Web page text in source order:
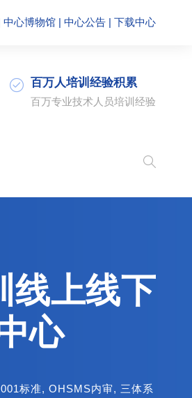
中心博物馆 | 中心公告 | 下载中心
百万人培训经验积累
百万专业技术人员培训经验
线上线下
心
标准, OHSMS内审, 三体系